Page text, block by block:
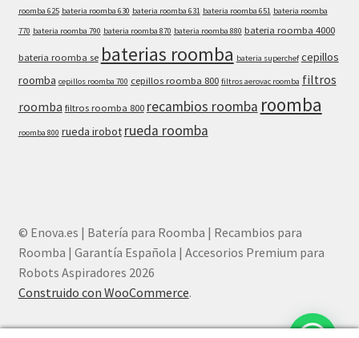
roomba 625 bateria roomba 630 bateria roomba 631 bateria roomba 651 bateria roomba
770 bateria roomba 790 bateria roomba 870 bateria roomba 880 bateria roomba 4000
bateria roomba se baterias roomba bateria superchef cepillos
roomba cepillos roomba 700 cepillos roomba 800 filtros aerovac roomba filtros
roomba filtros roomba 800 recambios roomba roomba
roomba 800 rueda irobot rueda roomba
© Enova.es | Batería para Roomba | Recambios para
Roomba | Garantía Española | Accesorios Premium para
Robots Aspiradores 2026
Construido con WooCommerce.